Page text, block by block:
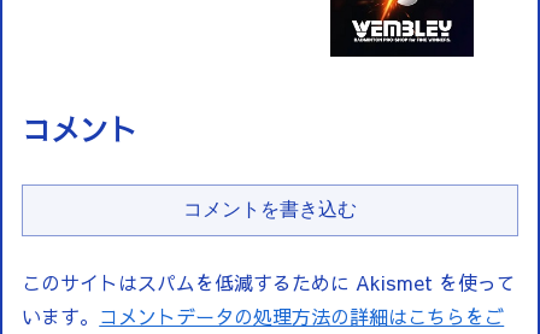
コメント
コメントを書き込む
このサイトはスパムを低減するために Akismet を使って
います。 コメントデータの処理方法の詳細はこちらをご